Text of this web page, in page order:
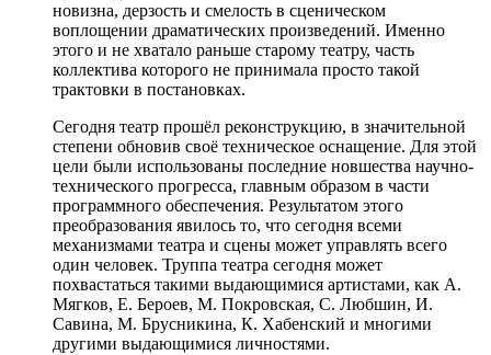
новизна, дерзость и смелость в сценическом
воплощении драматических произведений. Именно
этого и не хватало раньше старому театру, часть
коллектива которого не принимала просто такой
трактовки в постановках.
Сегодня театр прошёл реконструкцию, в значительной
степени обновив своё техническое оснащение. Для этой
цели были использованы последние новшества научно-
технического прогресса, главным образом в части
программного обеспечения. Результатом этого
преобразования явилось то, что сегодня всеми
механизмами театра и сцены может управлять всего
один человек. Труппа театра сегодня может
похвастаться такими выдающимися артистами, как А.
Мягков, Е. Бероев, М. Покровская, С. Любшин, И.
Савина, М. Брусникина, К. Хабенский и многими
другими выдающимися личностями.